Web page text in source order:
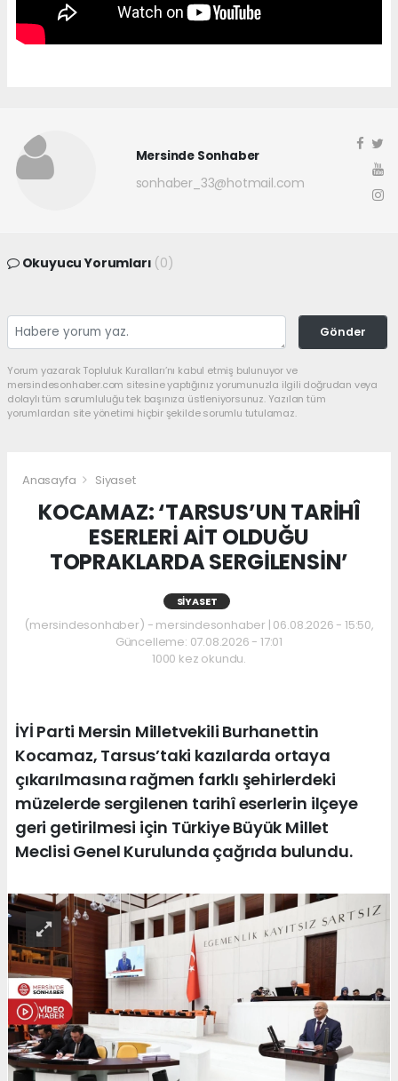
Mersinde Sonhaber
sonhaber_33@hotmail.com
Okuyucu Yorumları (0)
Gönder
Yorum yazarak Topluluk Kuralları’nı kabul etmiş bulunuyor ve
mersindesonhaber.com sitesine yaptığınız yorumunuzla ilgili doğrudan veya
dolaylı tüm sorumluluğu tek başınıza üstleniyorsunuz. Yazılan tüm
yorumlardan site yönetimi hiçbir şekilde sorumlu tutulamaz.
Anasayfa Siyaset
KOCAMAZ: ‘TARSUS’UN TARİHÎ
ESERLERİ AİT OLDUĞU
TOPRAKLARDA SERGİLENSİN’
SIYASET
(mersindesonhaber) - mersindesonhaber | 06.08.2026 - 15:50,
Güncelleme: 07.08.2026 - 17:01
1000 kez okundu.
İYİ Parti Mersin Milletvekili Burhanettin
Kocamaz, Tarsus’taki kazılarda ortaya
çıkarılmasına rağmen farklı şehirlerdeki
müzelerde sergilenen tarihî eserlerin ilçeye
geri getirilmesi için Türkiye Büyük Millet
Meclisi Genel Kurulunda çağrıda bulundu.